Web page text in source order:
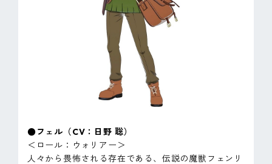
●フェル（CV：日野 聡）
＜ロール：ウォリアー＞
人々から畏怖される存在である、伝説の魔獣フェンリ